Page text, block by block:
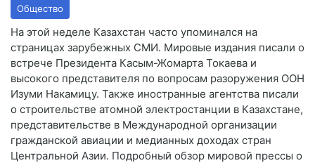
Общество
На этой неделе Казахстан часто упоминался на
страницах зарубежных СМИ. Мировые издания писали о
встрече Президента Касым-Жомарта Токаева и
высокого представителя по вопросам разоружения ООН
Изуми Накамицу. Также иностранные агентства писали
о строительстве атомной электростанции в Казахстане,
представительстве в Международной организации
гражданской авиации и медианных доходах стран
Центральной Азии. Подробный обзор мировой прессы о